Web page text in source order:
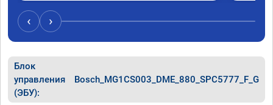
‹ ›
Блок
управления
(ЭБУ):
Bosch_MG1CS003_DME_880_SPC5777_F_G